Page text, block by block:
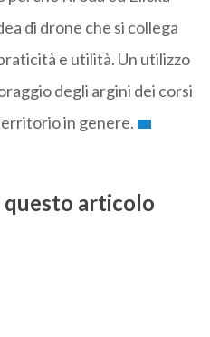
di drone che si collega
e utilità. Un utilizzo
degli argini dei corsi
in genere.
questo articolo